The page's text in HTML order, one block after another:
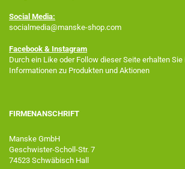
Social Media:
socialmedia@manske-shop.com
Facebook & Instagram
Durch ein Like oder Follow dieser Seite erhalten
Informationen zu Produkten und Aktionen
FIRMENANSCHRIFT
Manske GmbH
Geschwister-Scholl-Str. 7
74523 Schwäbisch Hall